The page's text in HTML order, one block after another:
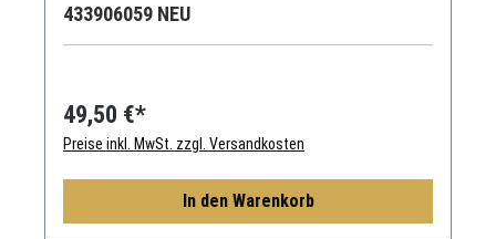
433906059 NEU
49,50 €*
Preise inkl. MwSt. zzgl. Versandkosten
In den Warenkorb